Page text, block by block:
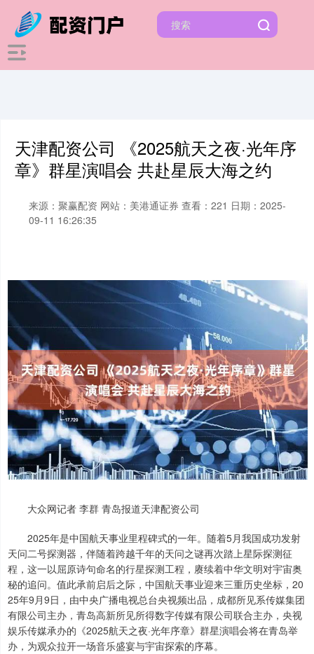
天津配资公司 《2025航天之夜·光年序
章》群星演唱会 共赴星辰大海之约
来源：聚赢配资 网站：美港通证券 查看：221 日期：2025-
09-11 16:26:35
大众网记者 李群 青岛报道天津配资公司
2025年是中国航天事业里程碑式的一年。随着5月我国成功发射
天问二号探测器，伴随着跨越千年的天问之谜再次踏上星际探测征
程，这一以屈原诗句命名的行星探测工程，赓续着中华文明对宇宙奥
秘的追问。值此承前启后之际，中国航天事业迎来三重历史坐标，20
25年9月9日，由中央广播电视总台央视频出品，成都所见系传媒集团
有限公司主办，青岛高新所见所得数字传媒有限公司联合主办，央视
娱乐传媒承办的《2025航天之夜·光年序章》群星演唱会将在青岛举
办，为观众拉开一场音乐盛宴与宇宙探索的序幕。